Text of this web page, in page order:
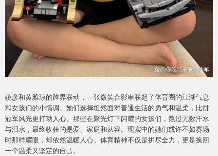
姚彦和黄雅琼的跨界联动，一张微笑合影串联起了体育圈的江湖气息
和女孩们的小情调。她们选择坦然面对普通生活的勇气和温柔，比拼
冠军风光更打动人心。那些在聚光灯下闪耀的女孩们，熬过无数汗水
与泪水，最终收获的是爱、家庭和从容。现实中的她们或许不如赛场
时那样耀眼，却依然温暖人心。体育精神不仅是拼尽全力，更是换回
一个温柔又坚定的自己。